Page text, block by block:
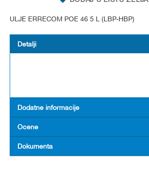
ULJE ERRECOM POE 46 5 L (LBP-HBP)
Detalji
Dodatne informacije
Ocene
Dokumenta